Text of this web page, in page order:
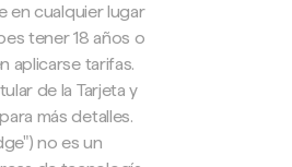
en cualquier lugar
tener 18 años o
aplicarse tarifas.
de la Tarjeta y
más detalles.
no es un